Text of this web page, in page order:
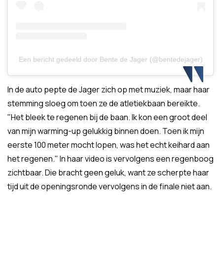
Een bericht gedeeld door Bente de Jager (@bentedejager)
In de auto pepte de Jager zich op met muziek, maar haar
stemming sloeg om toen ze de atletiekbaan bereikte.
"Het bleek te regenen bij de baan. Ik kon een groot deel
van mijn warming-up gelukkig binnen doen. Toen ik mijn
eerste 100 meter mocht lopen, was het echt keihard aan
het regenen." In haar video is vervolgens een regenboog
zichtbaar. Die bracht geen geluk, want ze scherpte haar
tijd uit de openingsronde vervolgens in de finale niet aan.